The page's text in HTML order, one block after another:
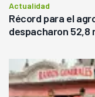
Actualidad
Récord para el
despacharon 52,8